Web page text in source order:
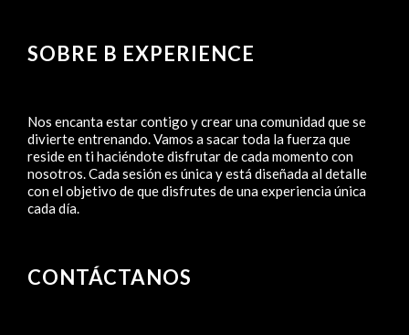
SOBRE B EXPERIENCE
Nos encanta estar contigo y crear una comunidad que se
divierte entrenando. Vamos a sacar toda la fuerza que
reside en ti haciéndote disfrutar de cada momento con
nosotros. Cada sesión es única y está diseñada al detalle
con el objetivo de que disfrutes de una experiencia única
cada día.
CONTÁCTANOS